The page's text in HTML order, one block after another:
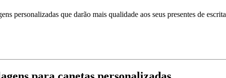
personalizadas que darão mais qualidade aos seus presentes de escrita